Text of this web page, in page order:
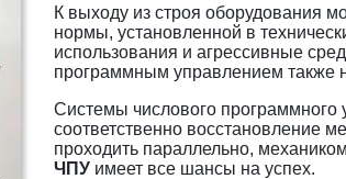
К выходу из строя оборудования
нормы, установленной в
использования и агрессивные
программным управлением также
Системы числового программного
соответственно восстановление
проходить параллельно,
ЧПУ имеет все шансы на успех.